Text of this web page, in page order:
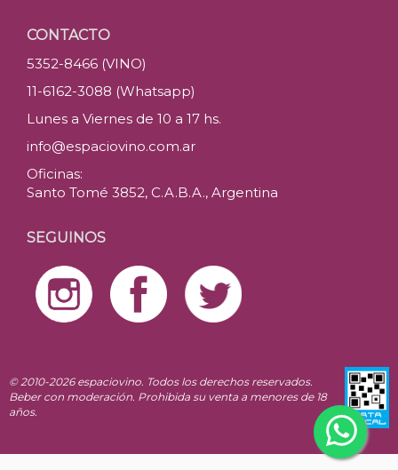
CONTACTO
5352-8466 (VINO)
11-6162-3088 (Whatsapp)
Lunes a Viernes de 10 a 17 hs.
info@espaciovino.com.ar
Oficinas:
Santo Tomé 3852, C.A.B.A., Argentina
SEGUINOS
© 2010-2026 espaciovino. Todos los derechos reservados.
Beber con moderación. Prohibida su venta a menores de 18
años.